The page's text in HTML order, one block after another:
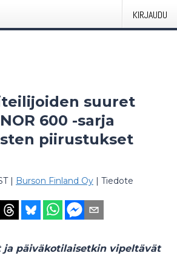
KIRJAUDU
suuret
600 -sarja
piirustukset
| Burson Finland Oy | Tiedote
ja päiväkotilaisetkin vipeltävät